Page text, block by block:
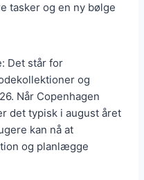
tasker og en ny bølge
Det står for
og
Når Copenhagen
det typisk i august året
kan nå at
og planlægge